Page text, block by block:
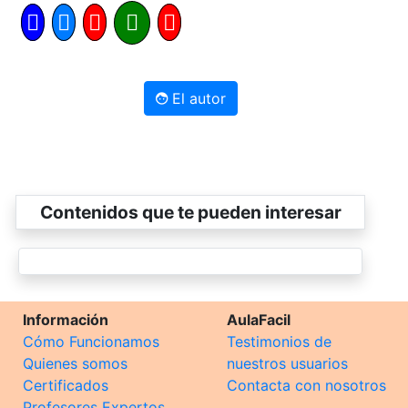
El autor
Contenidos que te pueden interesar
Información
Cómo Funcionamos
Quienes somos
Certificados
AulaFacil
Testimonios de
nuestros usuarios
Contacta con nosotros